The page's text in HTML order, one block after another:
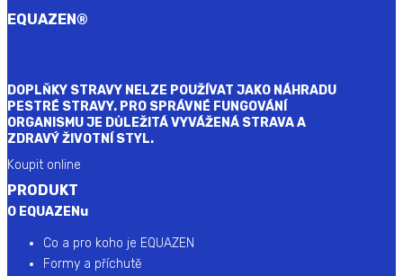
EQUAZEN®
DOPLŇKY STRAVY NELZE POUŽÍVAT JAKO NÁHRADU
PESTRÉ STRAVY. PRO SPRÁVNÉ FUNGOVÁNÍ
ORGANISMU JE DŮLEŽITÁ VYVÁŽENÁ STRAVA A
ZDRAVÝ ŽIVOTNÍ STYL.
Koupit online
PRODUKT
O EQUAZENu
Co a pro koho je EQUAZEN
Formy a příchutě